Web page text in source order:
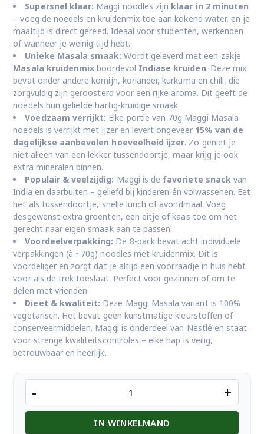
Supersnel klaar: Maggi noodles zijn klaar in 2 minuten
– voeg de noedels en kruidenmix toe aan kokend water, en je
maaltijd is direct gereed. Ideaal voor studenten, werkenden
of wanneer je weinig tijd hebt.
Unieke Masala smaak: Wordt geleverd met een zakje
Masala kruidenmix boordevol Indiase kruiden. Deze mix
bevat onder andere komijn, koriander, kurkuma en chili, die
zorgvuldig zijn geroosterd voor een rijke aroma. Dit geeft de
noedels hun geliefde hartig-kruidige smaak.
Voedzaam verrijkt: Elke portie van 70g Maggi Masala
noedels is verrijkt met ijzer en levert ongeveer 15% van de
dagelijkse aanbevolen hoeveelheid ijzer. Zo geniet je
niet alleen van een lekker tussendoortje, maar krijg je ook
extra mineralen binnen.
Populair & veelzijdig: Maggi is de favoriete snackvan
India en daarbuiten – geliefd bij kinderen én volwassenen. Eet
het als tussendoortje, snelle lunch of avondmaal. Voeg
desgewenst extra groenten, een eitje of kaas toe om het
gerecht naar eigen smaak aan te passen.
Voordeelverpakking: De 8-pack bevat acht individuele
verpakkingen (à ~70g) noodles met kruidenmix. Dit is
voordeliger en zorgt dat je altijd een voorraadje in huis hebt
voor als de trek toeslaat. Perfect voor gezinnen of om te
delen met vrienden.
Dieet & kwaliteit: Deze Maggi Masala variant is 100%
vegetarisch. Het bevat geen kunstmatige kleurstoffen of
conserveermiddelen. Maggi is onderdeel van Nestlé en staat
voor strenge kwaliteitscontroles – elke hap is veilig,
betrouwbaar en heerlijk.
pack
- +
IN WINKELMAND